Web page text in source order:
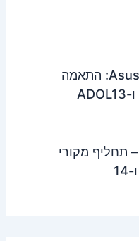
סוללת Asus C41N1825 72Wh: התאמה
סוללת Dell J60J5 55Wh – תחליף מקורי